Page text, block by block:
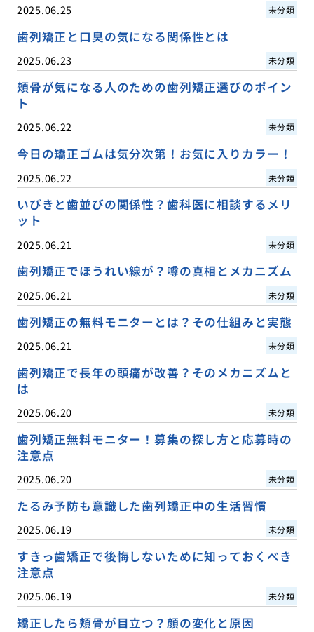
2025.06.25 未分類
歯列矯正と口臭の気になる関係性とは
2025.06.23 未分類
頬骨が気になる人のための歯列矯正選びのポイン
ト
2025.06.22 未分類
今日の矯正ゴムは気分次第！お気に入りカラー！
2025.06.22 未分類
いびきと歯並びの関係性？歯科医に相談するメリ
ット
2025.06.21 未分類
歯列矯正でほうれい線が？噂の真相とメカニズム
2025.06.21 未分類
歯列矯正の無料モニターとは？その仕組みと実態
2025.06.21 未分類
歯列矯正で長年の頭痛が改善？そのメカニズムと
は
2025.06.20 未分類
歯列矯正無料モニター！募集の探し方と応募時の
注意点
2025.06.20 未分類
たるみ予防も意識した歯列矯正中の生活習慣
2025.06.19 未分類
すきっ歯矯正で後悔しないために知っておくべき
注意点
2025.06.19 未分類
矯正したら頬骨が目立つ？顔の変化と原因